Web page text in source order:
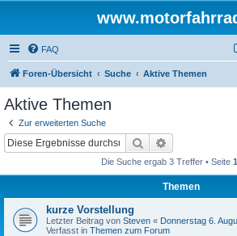
FAQ
Foren-Übersicht Suche Aktive Themen
Aktive Themen
Zur erweiterten Suche
Suche
Die Suche ergab 3 Treffer • Seite 1
Themen
kurze Vorstellung
Letzter Beitrag von Steven « Donnerstag 6.
Verfasst in Themen zum Forum